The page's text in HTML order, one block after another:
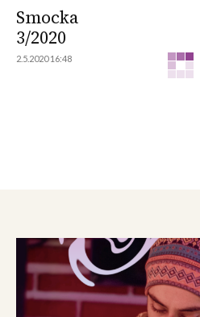
Smocka
3/2020
2.5.2020 16:48